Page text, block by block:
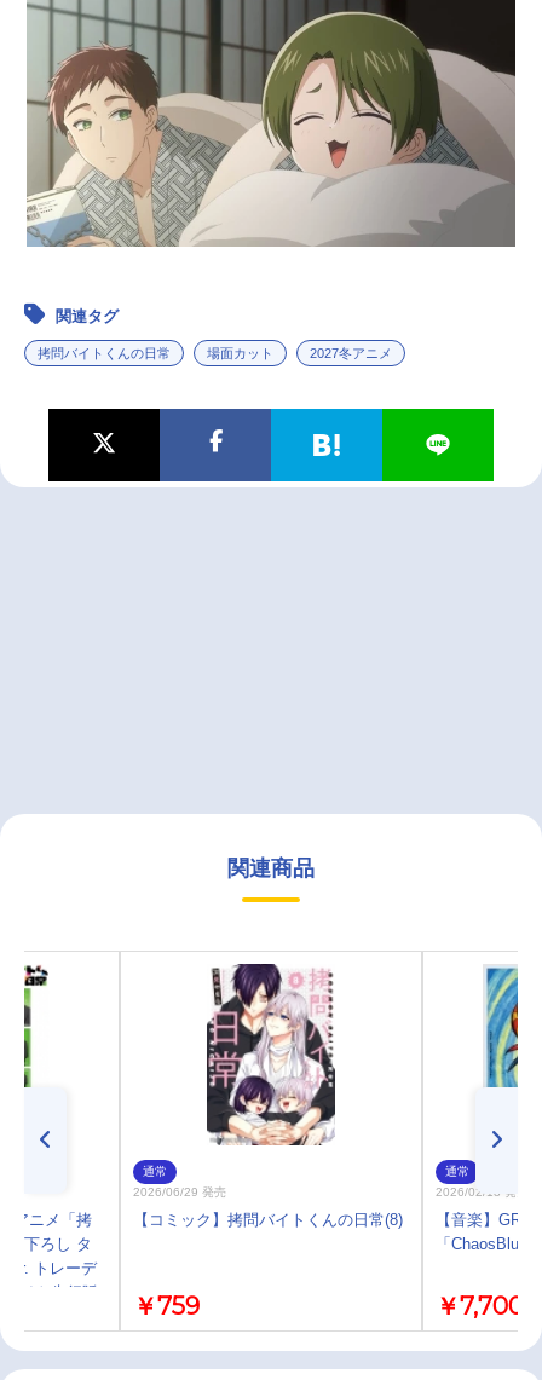
関連タグ
拷問バイトくんの日常 場面カット 2027冬アニメ
関連商品
アニメ「拷
き下ろし タ
トレーデ
イト先行販
通常
2026/06/29 発売
【コミック】拷問バイトくんの日常(8)
￥759
通常
2026/02/18 発売
【音楽】
「ChaosBlue
￥7,700